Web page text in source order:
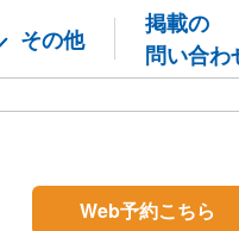
その他
掲載の
問い合わ
Web予約こちら